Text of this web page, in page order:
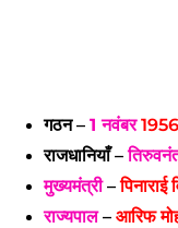
गठन – 1 नवंबर1956
राजधानियाँ –
मुख्यमंत्री–
राज्यपाल– आरिफ